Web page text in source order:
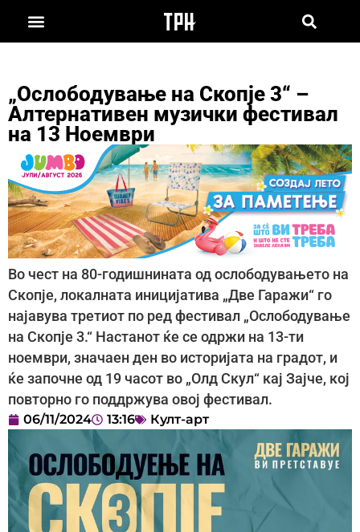
„Ослободување на Скопје 3“ –
Алтернативен музички фестивал
на 13 Ноември
Во чест на 80-годишнината од ослободувањето на
Скопје, локалната иницијатива „Две Гаражи“ го
најавува третиот по ред фестивал „Ослободување
на Скопје 3.“ Настанот ќе се одржи на 13-ти
ноември, значаен ден во историјата на градот, и
ќе започне од 19 часот во „Олд Скул“ кај Зајче, кој
повторно го поддржува овој фестивал.
06/11/2024 13:16 Култ-арт